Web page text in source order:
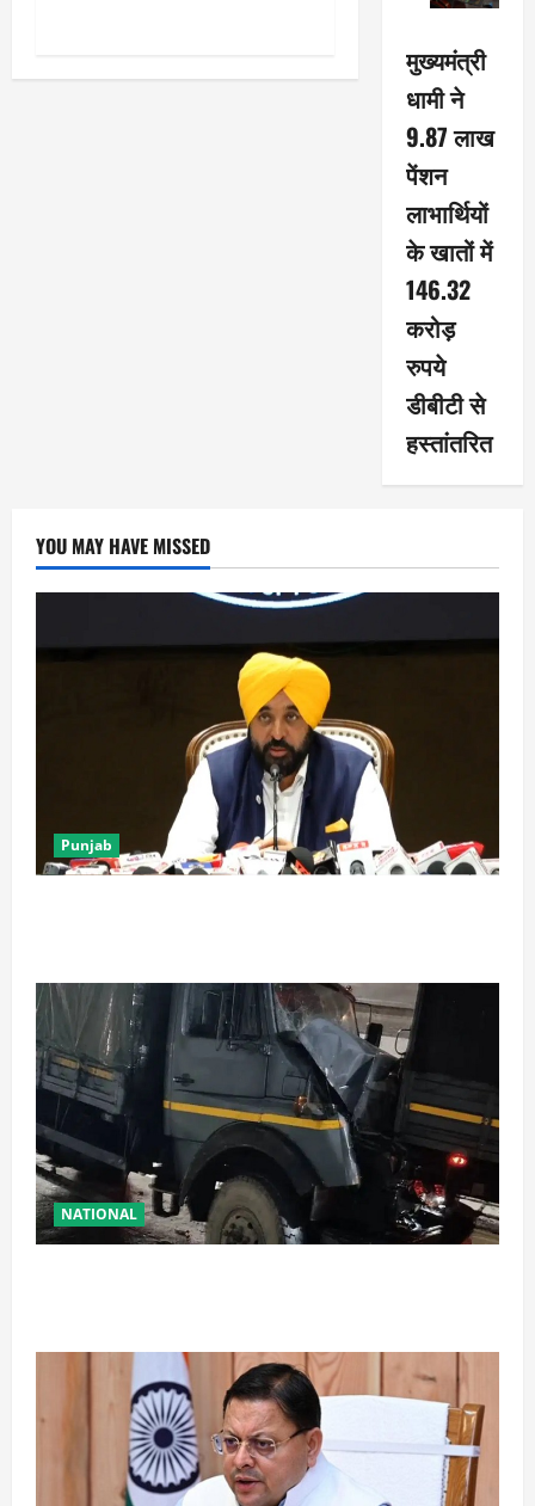
मुख्यमंत्री
धामी ने
9.87 लाख
पेंशन
लाभार्थियों
के खातों में
146.32
करोड़
रुपये
डीबीटी से
हस्तांतरित
YOU MAY HAVE MISSED
Punjab
NATIONAL